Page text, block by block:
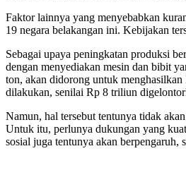
Faktor lainnya yang menyebabkan
19 negara belakangan ini. Kebijakan
Sebagai upaya peningkatan produksi
dengan menyediakan mesin dan bibit
ton, akan didorong untuk
dilakukan, senilai Rp 8 triliun
Namun, hal tersebut tentunya tidak
Untuk itu, perlunya dukungan yang
sosial juga tentunya akan berpengaruh,